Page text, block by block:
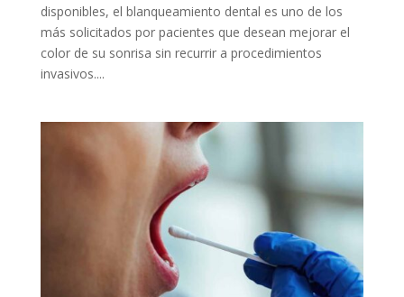
disponibles, el blanqueamiento dental es uno de los
más solicitados por pacientes que desean mejorar el
color de su sonrisa sin recurrir a procedimientos
invasivos....